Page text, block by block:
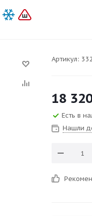
Артикул:
18
Есть в
Нашли